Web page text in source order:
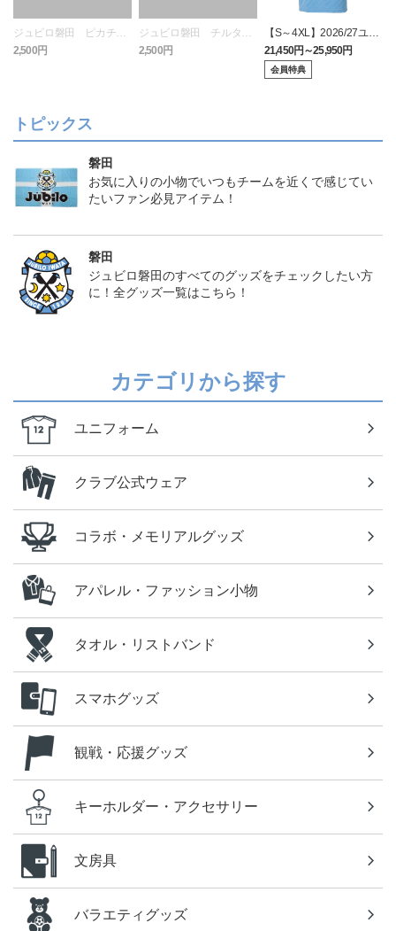
ジュビロ磐田 ピカチュ
ウ タオルマフラー
2,500円
ジュビロ磐田 チルタリ
ス タオルマフラー
2,500円
【S～4XL】2026/27ユニ
フォーム オーセンティッ
クモデル:FP1st
21,450円～25,950円
会員特典
トピックス
磐田
お気に入りの小物でいつもチームを近くで感じてい
たいファン必見アイテム！
磐田
ジュビロ磐田のすべてのグッズをチェックしたい方
に！全グッズ一覧はこちら！
カテゴリから探す
ユニフォーム
クラブ公式ウェア
コラボ・メモリアルグッズ
アパレル・ファッション小物
タオル・リストバンド
スマホグッズ
観戦・応援グッズ
キーホルダー・アクセサリー
文房具
バラエティグッズ